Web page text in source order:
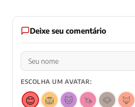
Deixe seu comentário
ESCOLHA UM AVATAR:
😊 🦁 🐱 🦄 🐶 🦊